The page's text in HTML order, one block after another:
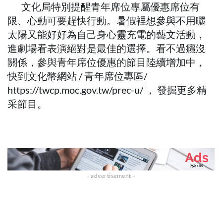
文化局特別提醒青年席位專屬優惠席位有
限、心動可要趕快行動。暑假裡想參與不用曬
太陽又能好好為自己身心靈充電的藝文活動，
進劇場看表演絕對是最佳的選擇。看不過癮沒
關係，參與青年席位優惠的節目陸續增加中，
快到文化幣網站 / 青年席位專區/
https://twcp.moc.gov.tw/prec-u/ ， 發掘更多精
采節目。